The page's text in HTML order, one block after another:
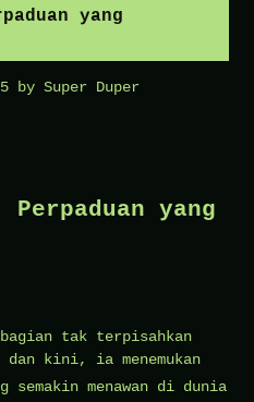
yang
by Super Duper
yang
tak terpisahkan
dan kini, ia menemukan
semakin menawan di dunia